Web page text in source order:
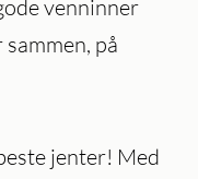
venninner
på
jenter! Med